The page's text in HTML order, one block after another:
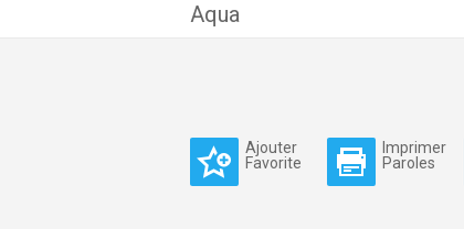
Aqua
Ajouter
Favorite
Imprimer
Paroles